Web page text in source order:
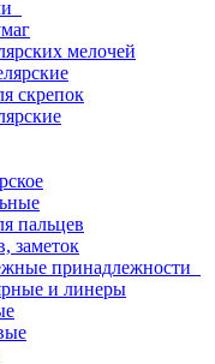
мелочей
скрепок
пальцев
заметок
принадлежности
и линеры